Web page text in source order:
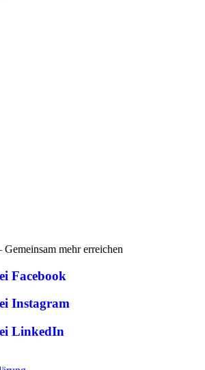
mehr erreichen
Facebook
Instagram
LinkedIn